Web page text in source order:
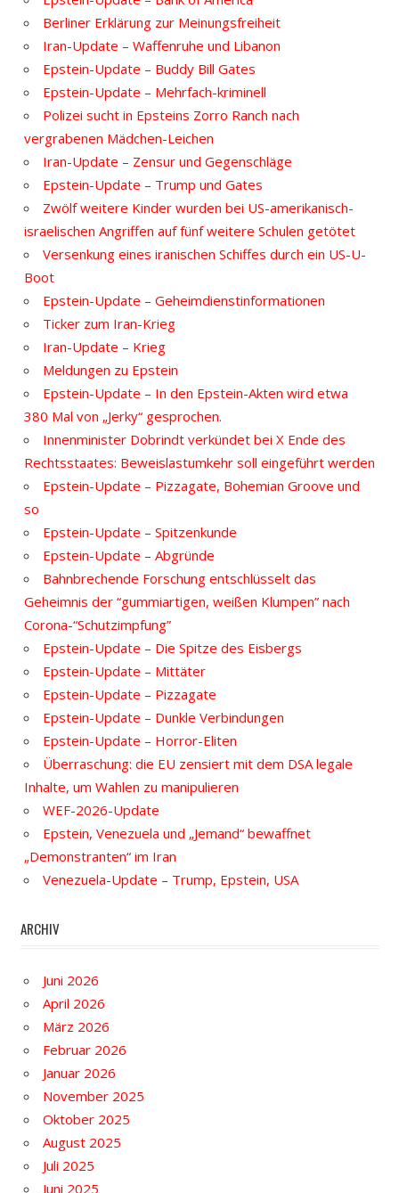
Berliner Erklärung zur Meinungsfreiheit
Iran-Update – Waffenruhe und Libanon
Epstein-Update – Buddy Bill Gates
Epstein-Update – Mehrfach-kriminell
Polizei sucht in Epsteins Zorro Ranch nach
vergrabenen Mädchen-Leichen
Iran-Update – Zensur und Gegenschläge
Epstein-Update – Trump und Gates
Zwölf weitere Kinder wurden bei US-amerikanisch-
israelischen Angriffen auf fünf weitere Schulen getötet
Versenkung eines iranischen Schiffes durch ein US-U-
Boot
Epstein-Update – Geheimdienstinformationen
Ticker zum Iran-Krieg
Iran-Update – Krieg
Meldungen zu Epstein
Epstein-Update – In den Epstein-Akten wird etwa
380 Mal von „Jerky“ gesprochen.
Innenminister Dobrindt verkündet bei X Ende des
Rechtsstaates: Beweislastumkehr soll eingeführt werden
Epstein-Update – Pizzagate, Bohemian Groove und
so
Epstein-Update – Spitzenkunde
Epstein-Update – Abgründe
Bahnbrechende Forschung entschlüsselt das
Geheimnis der “gummiartigen, weißen Klumpen” nach
Corona-“Schutzimpfung”
Epstein-Update – Die Spitze des Eisbergs
Epstein-Update – Mittäter
Epstein-Update – Pizzagate
Epstein-Update – Dunkle Verbindungen
Epstein-Update – Horror-Eliten
Überraschung: die EU zensiert mit dem DSA legale
Inhalte, um Wahlen zu manipulieren
WEF-2026-Update
Epstein, Venezuela und „Jemand“ bewaffnet
„Demonstranten“ im Iran
Venezuela-Update – Trump, Epstein, USA
ARCHIV
Juni 2026
April 2026
März 2026
Februar 2026
Januar 2026
November 2025
Oktober 2025
August 2025
Juli 2025
Juni 2025